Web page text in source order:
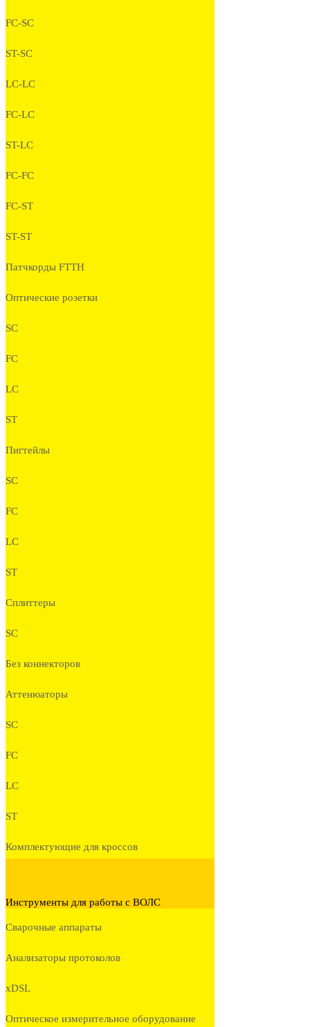
FC-SC
ST-SC
LC-LC
FC-LC
ST-LC
FC-FC
FC-ST
ST-ST
Патчкорды FTTH
Оптические розетки
SC
FC
LC
ST
Пигтейлы
SC
FC
LC
ST
Сплиттеры
SC
Без коннекторов
Аттенюаторы
SC
FC
LC
ST
Комплектующие для кроссов
Инструменты для работы с ВОЛС
Сварочные аппараты
Анализаторы протоколов
xDSL
Оптическое измерительное оборудование